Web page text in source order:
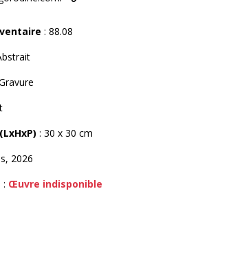
: 88.08
: 30 x 30 cm
2026
: Œuvre indisponible